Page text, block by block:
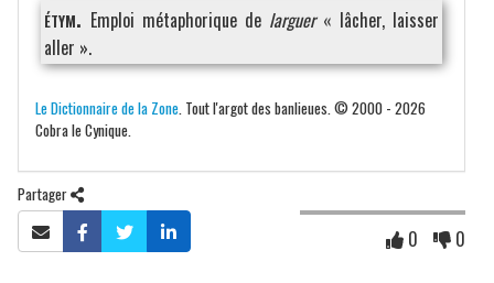
étym. Emploi métaphorique de larguer« lâcher, laisser
aller ».
Le Dictionnaire de la Zone . Tout l'argot des banlieues. © 2000 - 2026
Cobra le Cynique.
Partager
0 0